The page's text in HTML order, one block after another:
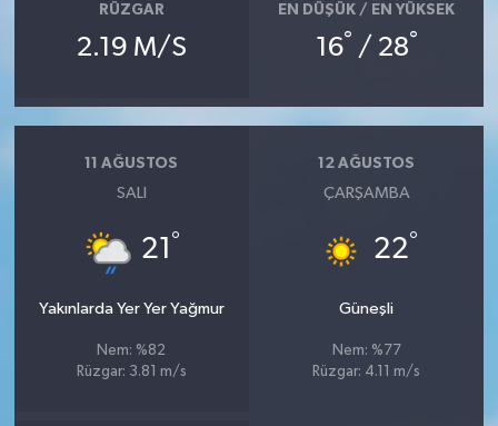
RÜZGAR
2.19 M/S
EN DÜŞÜK / EN YÜKSEK
16° / 28°
11 AĞUSTOS
SALI
21 °
Yakınlarda Yer Yer Yağmur
Nem: %82
Rüzgar: 3.81 m/s
12 AĞUSTOS
ÇARŞAMBA
22°
Güneşli
Nem: %77
Rüzgar: 4.11 m/s